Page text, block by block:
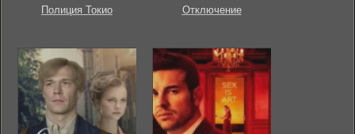
Полиция Токио Отключение